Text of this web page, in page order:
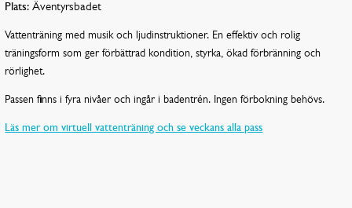
Plats: Äventyrsbadet
Vattenträning med musik och ljudinstruktioner. En effektiv och rolig
träningsform som ger förbättrad kondition, styrka, ökad förbränning och
rörlighet.
Passen finns i fyra nivåer och ingår i badentrén. Ingen förbokning behövs.
Läs mer om virtuell vattenträning och se veckans alla pass